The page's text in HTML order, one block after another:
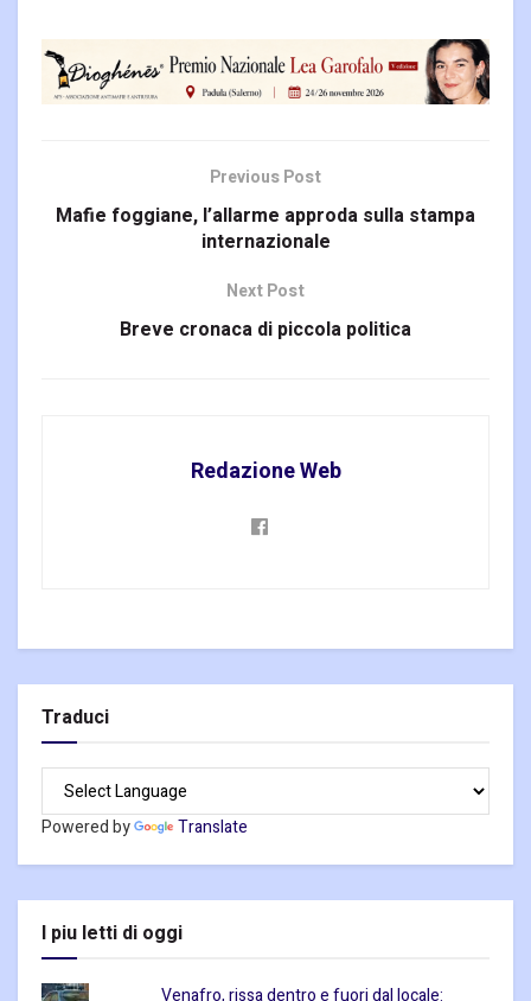
Previous Post
Mafie foggiane, l’allarme approda sulla stampa
internazionale
Next Post
Breve cronaca di piccola politica
Redazione Web
Traduci
Powered by Translate
I piu letti di oggi
Venafro, rissa dentro e fuori dal locale: